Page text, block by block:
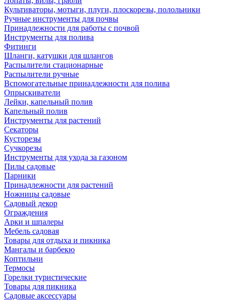
Культиваторы, мотыги, плуги, плоскорезы, полольники
Ручные инструменты для почвы
Принадлежности для работы с почвой
Инструменты для полива
Фитинги
Шланги, катушки для шлангов
Распылители стационарные
Распылители ручные
Вспомогательные принадлежности для полива
Опрыскиватели
Лейки, капельный полив
Капельный полив
Инструменты для растений
Секаторы
Кусторезы
Сучкорезы
Инструменты для ухода за газоном
Пилы садовые
Парники
Принадлежности для растений
Ножницы садовые
Садовый декор
Ограждения
Арки и шпалеры
Мебель садовая
Товары для отдыха и пикника
Мангалы и барбекю
Коптильни
Термосы
Горелки туристические
Товары для пикника
Садовые аксессуары